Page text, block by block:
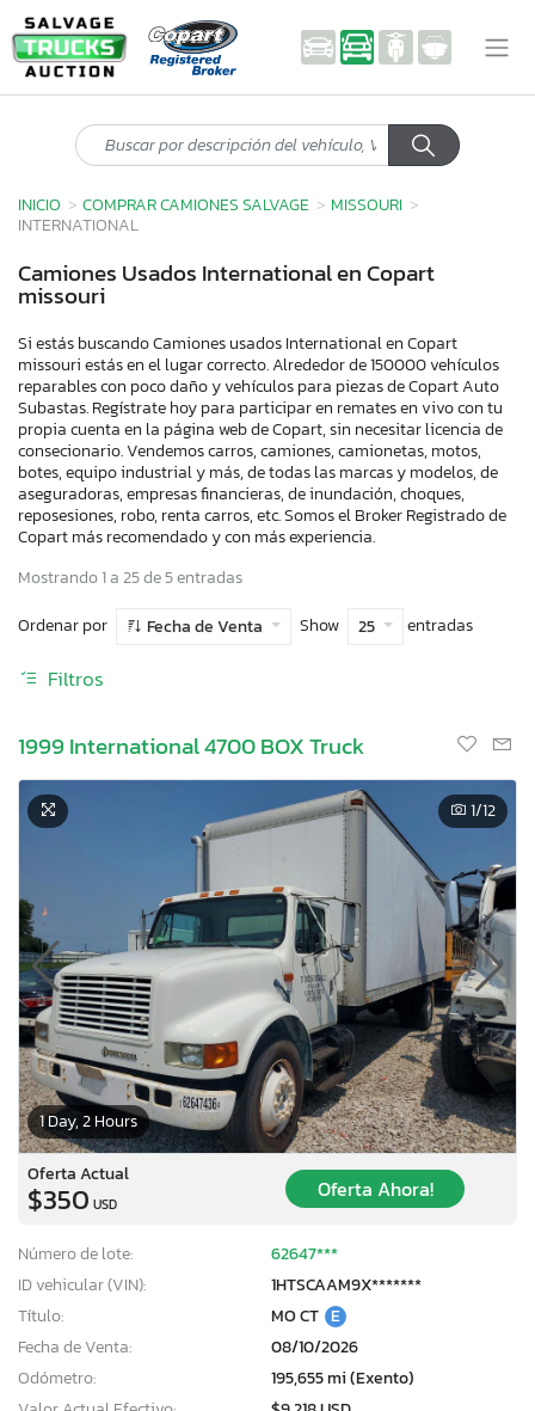
INICIO COMPRAR CAMIONES SALVAGE
MISSOURI
INTERNATIONAL
Camiones Usados International en Copart
missouri
Si estás buscando Camiones usados International en Copart
missouri estás en el lugar correcto. Alrededor de 150000 vehículos
reparables con poco daño y vehículos para piezas de Copart Auto
Subastas. Regístrate hoy para participar en remates en vivo con tu
propia cuenta en la página web de Copart, sin necesitar licencia de
consecionario. Vendemos carros, camiones, camionetas, motos,
botes, equipo industrial y más, de todas las marcas y modelos, de
aseguradoras, empresas financieras, de inundación, choques,
reposesiones, robo, renta carros, etc. Somos el Broker Registrado de
Copart más recomendado y con más experiencia.
Mostrando 1 a 25 de 5 entradas
Ordenar por
Fecha de Venta Show 25 entradas
Filtros
1999 International 4700 BOX Truck
1 Day, 2 Hours
1/12
Oferta Actual
$350 USD
Oferta Ahora!
Número de lote:
62647***
ID vehicular (VIN):
1HTSCAAM9X*******
Título:
MO CT E
Fecha de Venta:
08/10/2026
Odómetro:
195,655 mi (Exento)